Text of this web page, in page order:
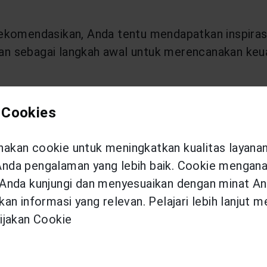
Anda tentu mendapatkan
sebagai langkah awal untuk merencanakan
finansial adalah menabung dan berinvestasi.
adalah menyimpan uang dalam jangka
untuk membeli modal atau aset yang
menabung, maka Anda perlu membuat
liburan. Hal ini dapat membuat Anda semakin
cookie untuk meningkatkan kualitas
pengalaman yang lebih baik. Cookie
kunjungi dan menyesuaikan dengan minat
informasi yang relevan. Pelajari lebih lanjut
Cookie